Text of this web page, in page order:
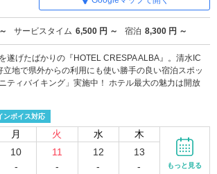
サービスタイム 6,500 円 ～ 宿泊 8,300 円 ～
遂げたばかりの『HOTEL CRESPA ALBA』。清水IC
地で県外からの利用にも使い勝手の良い宿泊スポッ
ティバイキング」実施中！ ホテル最大の魅力は開放
ンボイス対応
月 火 水 木
10
-
11
-
12
-
13
-
もっと見る